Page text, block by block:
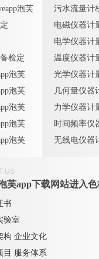
泡芙
检定
泡芙
泡芙
泡芙
泡芙
泡芙
污水流量计
电磁仪器计
电学仪器计
温度仪器计
光学仪器计
几何量仪器
力学仪器计
时间频率仪
无线电仪器
US
芙app下载网站进入色
书
验室
构 企业文化
目 服务体系